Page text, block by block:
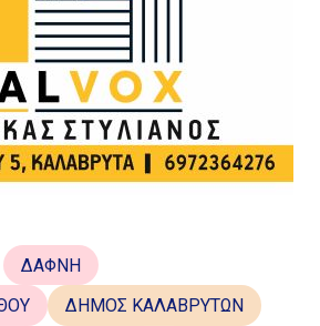
ΔΑΦΝΗ
ΔΗΜΟΣ ΚΑΛΑΒΡΥΤΩΝ